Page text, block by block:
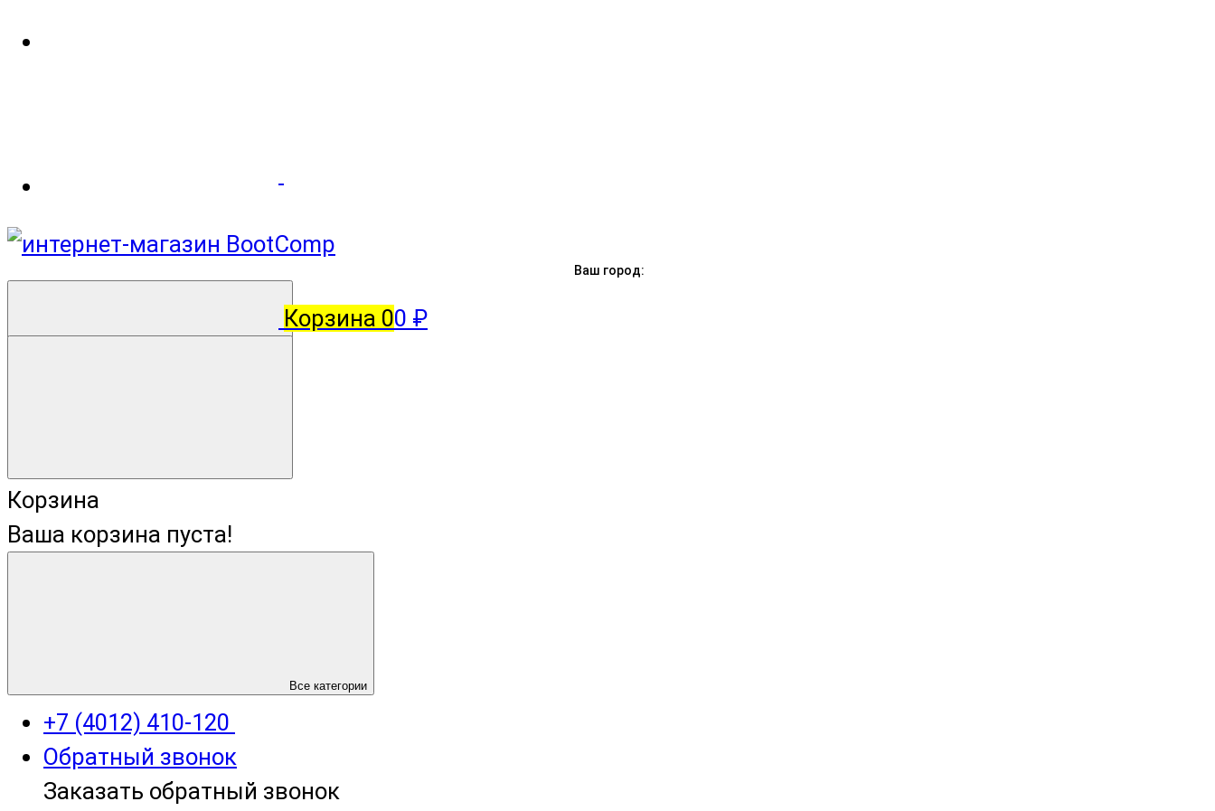
Ваш город:
+7 (4012) 410-120
Обратный звонок
Заказать обратный звонок
Корзина 00 ₽
Корзина
Ваша корзина пуста!
Все категории